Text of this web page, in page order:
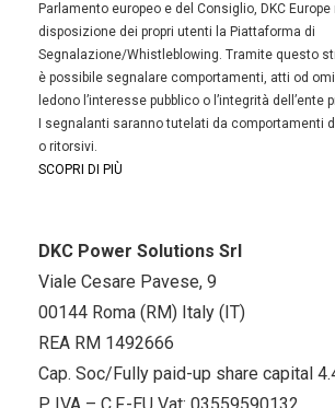
Parlamento europeo e del Consiglio, DKC
disposizione dei propri utenti la Piattaforma di
Segnalazione/Whistleblowing. Tramite questo
è possibile segnalare comportamenti, atti od
ledono l’interesse pubblico o l’integrità dell’ente
I segnalanti saranno tutelati da comportamenti
o ritorsivi.
SCOPRI DI PIÙ
DKC Power Solutions Srl
Viale Cesare Pavese, 9
00144 Roma (RM) Italy (IT)
REA RM 1492666
Cap. Soc/Fully paid-up share capital